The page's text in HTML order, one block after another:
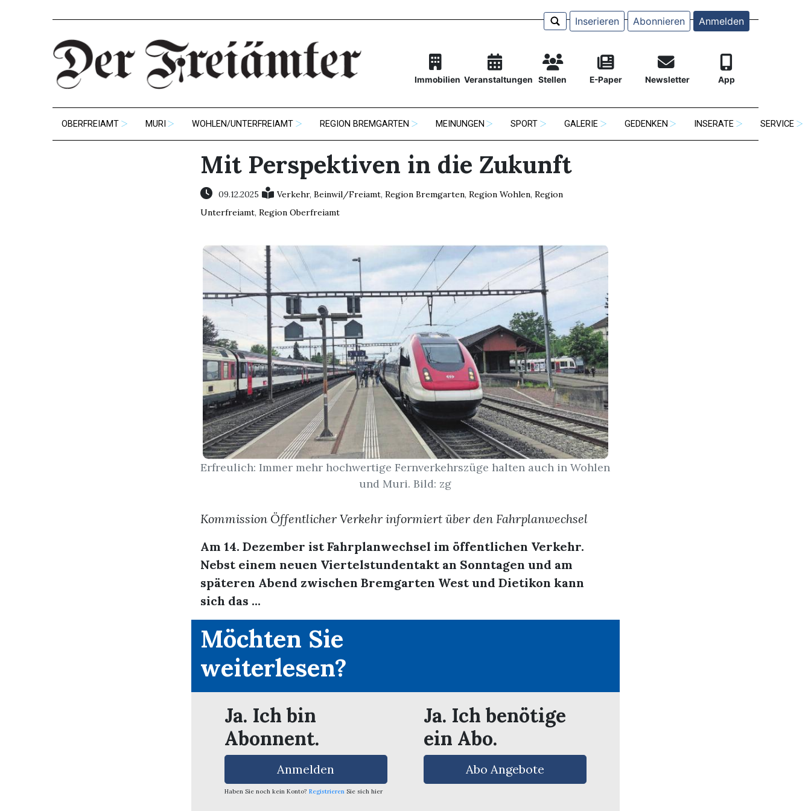
Inserieren Abonnieren Anmelden
Immobilien Veranstaltungen Stellen E-Paper Newsletter App
OBERFREIAMT MURI WOHLEN/UNTERFREIAMT REGION BREMGARTEN MEINUNGEN SPORT GALERIE GEDENKEN INSERATE SERVICE
Mit Perspektiven in die Zukunft
09.12.2025 Verkehr, Beinwil/Freiamt, Region Bremgarten, Region Wohlen, Region
Unterfreiamt, Region Oberfreiamt
Erfreulich: Immer mehr hochwertige Fernverkehrszüge halten auch in Wohlen
und Muri. Bild: zg
Kommission Öffentlicher Verkehr informiert über den Fahrplanwechsel
Am 14. Dezember ist Fahrplanwechsel im öffentlichen Verkehr.
Nebst einem neuen Viertelstundentakt an Sonntagen und am
späteren Abend zwischen Bremgarten West und Dietikon kann
sich das ...
Möchten Sie
weiterlesen?
Ja. Ich bin
Abonnent.
Anmelden
Haben Sie noch kein Konto? Registrieren Sie sich hier
Ja. Ich benötige
ein Abo.
Abo Angebote